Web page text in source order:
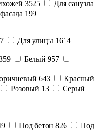
3525
Для санузла
199
Для улицы 1614
Белый 957
643
Красный
Розовый 13
Серый
Под бетон 826
Под